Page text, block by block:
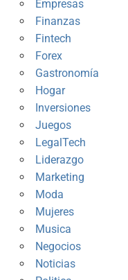
Empresas
Finanzas
Fintech
Forex
Gastronomía
Hogar
Inversiones
Juegos
LegalTech
Liderazgo
Marketing
Moda
Mujeres
Musica
Negocios
Noticias